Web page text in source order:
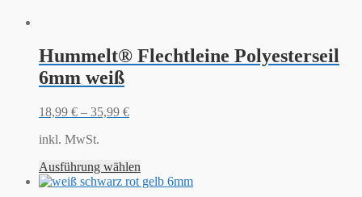
Hummelt® Flechtleine Polyesterseil
6mm weiß
18,99 € – 35,99 €
inkl. MwSt.
Ausführung wählen